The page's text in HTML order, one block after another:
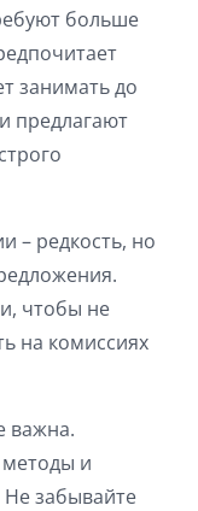
больше
занимать до
предлагают
– редкость, но
чтобы не
на комиссиях
важна.
и
забывайте